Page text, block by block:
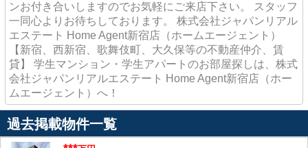
ンお付き合いしますのでお気軽にご来店下さい。 スタッフ
一同心よりお待ちしております。 株式会社ジャパンリアル
エステート Home Agent新宿店（ホームエージェント）
【新宿、西新宿、歌舞伎町、大久保等の不動産仲介、賃
貸】 学生マンション・学生アパートのお部屋探しは、株式
会社ジャパンリアルエステート Home Agent新宿店（ホー
ムエージェント）へ！
過去掲載物件一覧